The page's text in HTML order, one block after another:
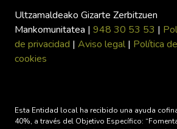
Ultzamaldeako Gizarte Zerbitzuen
Mankomunitatea | 948 30 53 53 |
de privacidad | Aviso legal | Política
cookies
Esta Entidad local ha recibido una ayuda
40%, a través del Objetivo Específico: